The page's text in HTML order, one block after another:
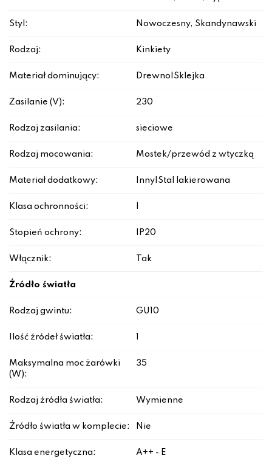
Styl: Nowoczesny, Skandynawski
Rodzaj: Kinkiety
Materiał dominujący: Drewno|Sklejka
Zasilanie (V): 230
Rodzaj zasilania: sieciowe
Rodzaj mocowania: Mostek/przewód z wtyczką
Materiał dodatkowy: Inny|Stal lakierowana
Klasa ochronności:
Stopień ochrony: IP20
Włącznik: Tak
Źródło światła
Rodzaj gwintu: GU10
Ilość źródeł światła:
Maksymalna moc żarówki
(W):
35
Rodzaj źródła światła: Wymienne
Źródło światła w komplecie: Nie
Klasa energetyczna: A++ - E